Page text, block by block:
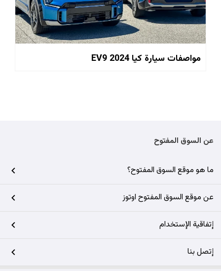
مواصفات سيارة كيا EV9 2024
عن السوق المفتوح
ما هو موقع السوق المفتوح؟
عن موقع السوق المفتوح اوتوز
إتفاقية الإستخدام
إتصل بنا